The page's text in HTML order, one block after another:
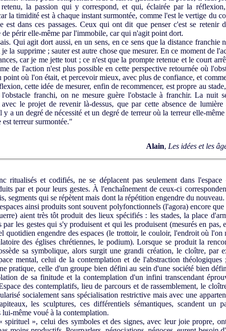
retenu, la passion qui y correspond, et qui, éclairée par la
la timidité est à chaque instant surmontée, comme l'est le vertige du
est dans ces passages. Ceux qui ont dit que penser c'est se retenir
périr elle-même par l'immobile, car qui n'agit point dort.
Qui agit dort aussi, en un sens, en ce sens que la distance franchie
la supprime ; sauter est autre chose que mesurer. En ce moment de
car je me jette tout ; ce n'est que la prompte retenue et le court
de l'action n'est plus possible en cette perspective retournée où
point où l'on était, et percevoir mieux, avec plus de confiance, et
cette idée de mesurer, enfin de recommencer, est propre au
franchi, on ne mesure guère l'obstacle à franchir. La nuit
le projet de revenir là-dessus, que par cette absence de
y a un degré de nécessité et un degré de terreur où la terreur elle-
est terreur surmontée."
Alain, Les idées et les
ritualisés et codifiés, ne se déplacent pas seulement dans
par et pour leurs gestes. À l'enchaînement de ceux-ci
segments qui se répètent mais dont la répétition engendre du
ainsi produits sont souvent polyfonctionnels (l'agora) encore que
aient très tôt produit des lieux spécifiés : les stades, la place
par les gestes qui s'y produisent et qui les produisent (mesurés en pas,
quotidien engendre des espaces (le trottoir, le couloir, l'endroit où l'on
des églises chrétiennes, le podium). Lorsque se produit la
sa symbolique, alors surgit une grandi création, le cloître, par
mental, celui de la contemplation et de l'abstraction
pratique, celle d'un groupe bien défini au sein d'une société bien
de sa finitude et la contemplation d'un infini transcendant
des contemplatifs, lieu de parcours et de rassemblement, le
socialement sans spécialisation restrictive mais avec une
les sculptures, ces différentiels sémantiques, scandent un
même voué à la contemplation.
spirituel », celui des symboles et des signes, avec leur joie propre,